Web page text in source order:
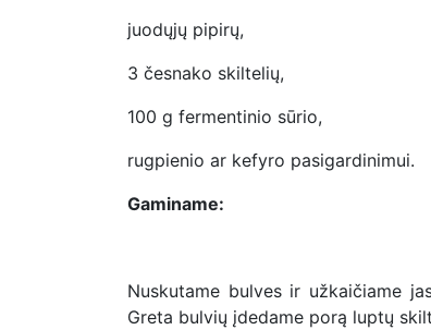
juodųjų pipirų,
3 česnako skiltelių,
100 g fermentinio sūrio,
rugpienio ar kefyro pasigardinimui.
Gaminame:
Nuskutame bulves ir užkaičiame
Greta bulvių įdedame porą luptų